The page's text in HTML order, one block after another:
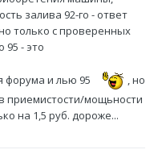
залива 92-го - ответ
только с проверенных
95 - это
форума и лью 95
, но
приемистости/мощьности
на 1,5 руб. дороже...